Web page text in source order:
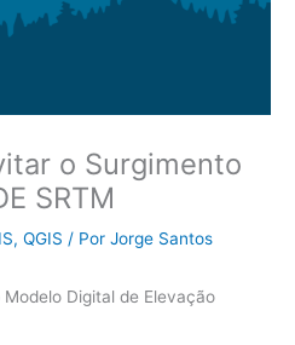
o Surgimento
SRTM
, QGIS / Por Jorge Santos
Digital de Elevação